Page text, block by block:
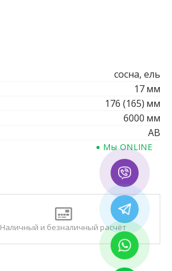
сосна, ель
17мм
176 (165) мм
6000 мм
АВ
Наличный и безналичный расчёт
Мы ONLINE